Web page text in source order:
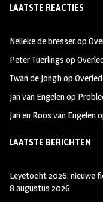
b
oo
k
ag
m
tt
LAATSTE REACTIES
Nelleke de bresserop
Peter Tuerlings op
Twan de Jonghop
Jan van Engelenop
Jan en Roos van Engelen
LAATSTE BERICHTEN
Leyetocht 2026: nieuwe
8 augustus 2026